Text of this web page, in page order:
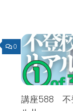
0
講座588 不